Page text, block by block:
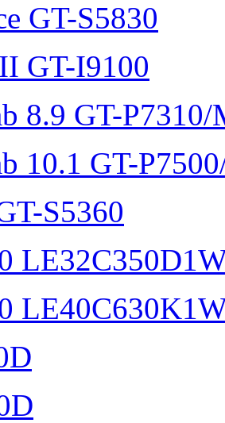
GT-S5830
GT-I9100
8.9 GT-P7310/
10.1 GT-
S5360